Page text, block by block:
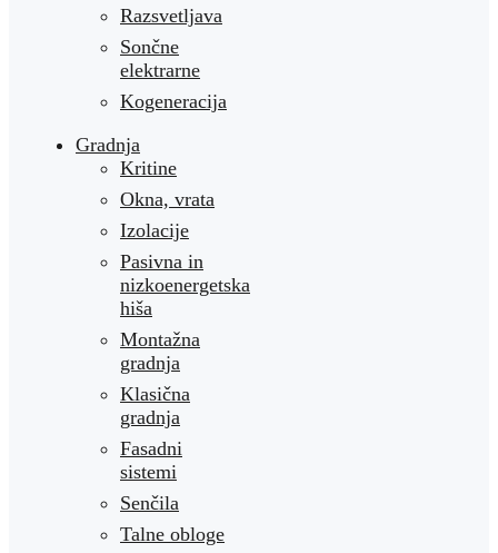
Razsvetljava
Sončne
elektrarne
Kogeneracija
Gradnja
Kritine
Okna, vrata
Izolacije
Pasivna in
nizkoenergetska
hiša
Montažna
gradnja
Klasična
gradnja
Fasadni
sistemi
Senčila
Talne obloge